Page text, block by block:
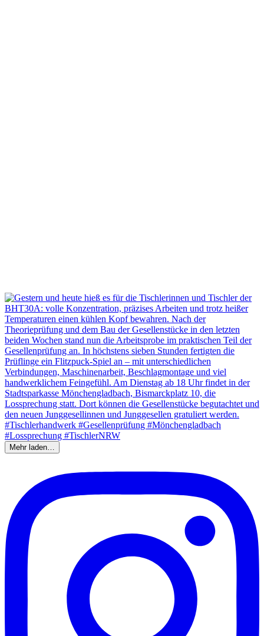
Mehr laden…